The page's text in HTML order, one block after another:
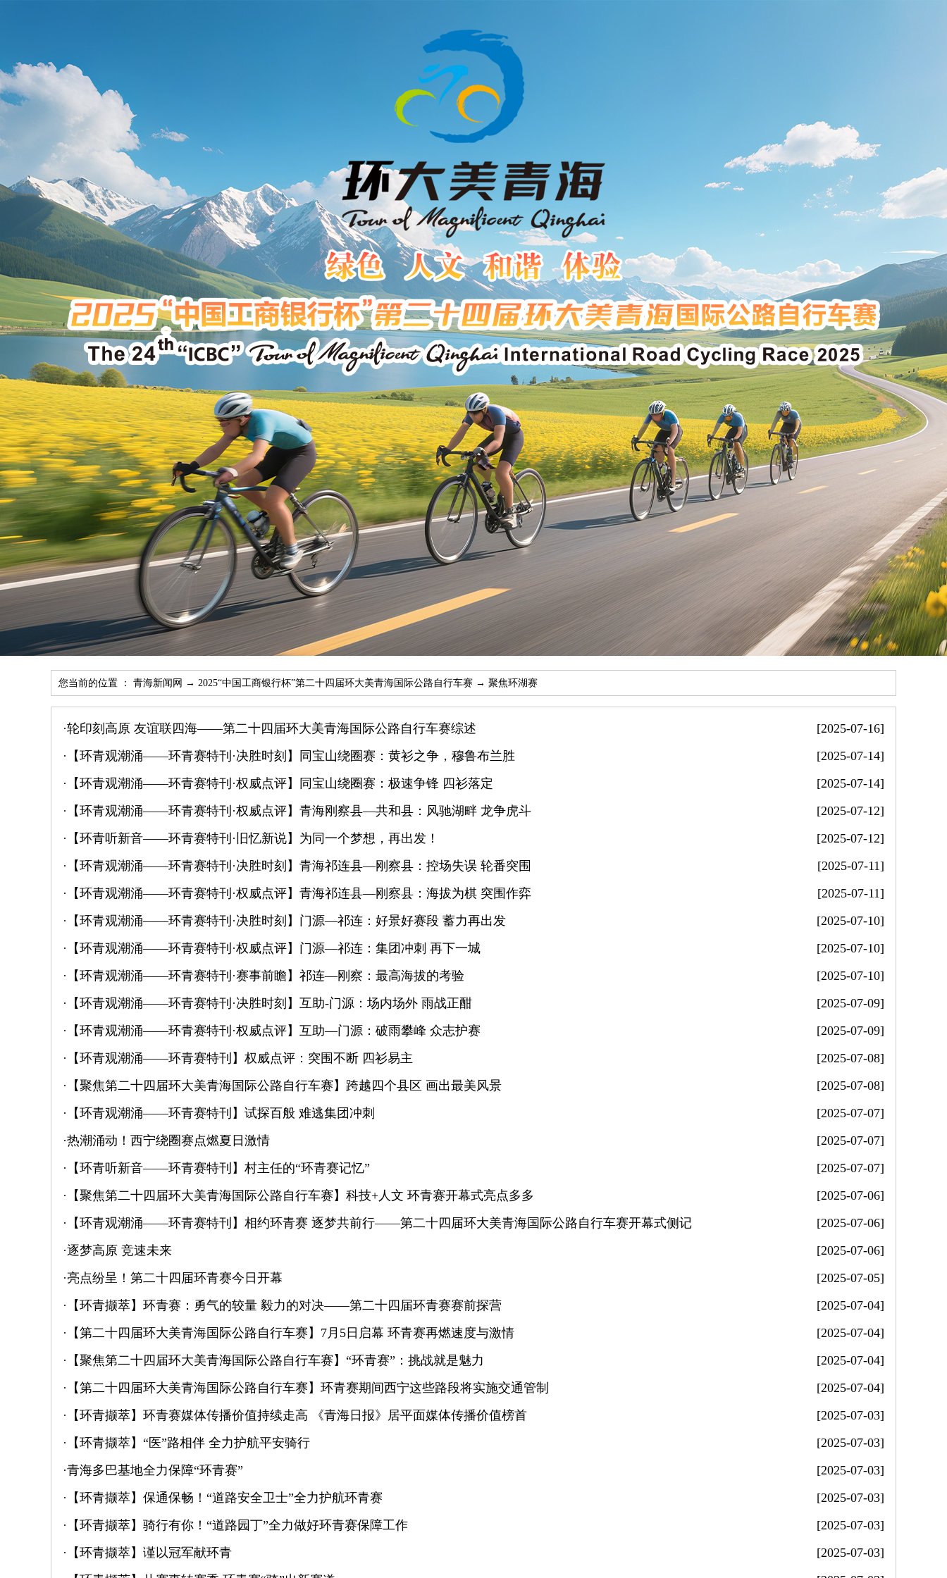
您当前的位置 ： 青海新闻网 → 2025“中国工商银行杯”第二十四届环大美青海国际公路自行车赛 → 聚焦环湖赛
·轮印刻高原 友谊联四海——第二十四届环大美青海国际公路自行车赛综述
[2025-07-16]
· 【环青观潮涌——环青赛特刊·决胜时刻】同宝山绕圈赛：黄衫之争，穆鲁布兰胜
[2025-07-14]
· 【环青观潮涌——环青赛特刊·权威点评】同宝山绕圈赛：极速争锋 四衫落定
[2025-07-14]
· 【环青观潮涌——环青赛特刊·权威点评】青海刚察县—共和县：风驰湖畔 龙争虎斗
[2025-07-12]
· 【环青听新音——环青赛特刊·旧忆新说】为同一个梦想，再出发！
[2025-07-12]
· 【环青观潮涌——环青赛特刊·决胜时刻】青海祁连县—刚察县：控场失误 轮番突围
[2025-07-11]
· 【环青观潮涌——环青赛特刊·权威点评】青海祁连县—刚察县：海拔为棋 突围作弈
[2025-07-11]
· 【环青观潮涌——环青赛特刊·决胜时刻】门源—祁连：好景好赛段 蓄力再出发
[2025-07-10]
· 【环青观潮涌——环青赛特刊·权威点评】门源—祁连：集团冲刺 再下一城
[2025-07-10]
· 【环青观潮涌——环青赛特刊·赛事前瞻】祁连—刚察：最高海拔的考验
[2025-07-10]
· 【环青观潮涌——环青赛特刊·决胜时刻】互助-门源：场内场外 雨战正酣
[2025-07-09]
· 【环青观潮涌——环青赛特刊·权威点评】互助—门源：破雨攀峰 众志护赛
[2025-07-09]
· 【环青观潮涌——环青赛特刊】权威点评：突围不断 四衫易主
[2025-07-08]
· 【聚焦第二十四届环大美青海国际公路自行车赛】跨越四个县区 画出最美风景
[2025-07-08]
· 【环青观潮涌——环青赛特刊】试探百般 难逃集团冲刺
[2025-07-07]
·热潮涌动！西宁绕圈赛点燃夏日激情
[2025-07-07]
· 【环青听新音——环青赛特刊】村主任的“环青赛记忆”
[2025-07-07]
· 【聚焦第二十四届环大美青海国际公路自行车赛】科技+人文 环青赛开幕式亮点多多
[2025-07-06]
· 【环青观潮涌——环青赛特刊】相约环青赛 逐梦共前行——第二十四届环大美青海国际公路自行车赛开幕式侧记
[2025-07-06]
·逐梦高原 竞速未来
[2025-07-06]
·亮点纷呈！第二十四届环青赛今日开幕
[2025-07-05]
· 【环青撷萃】环青赛：勇气的较量 毅力的对决——第二十四届环青赛赛前探营
[2025-07-04]
· 【第二十四届环大美青海国际公路自行车赛】7月5日启幕 环青赛再燃速度与激情
[2025-07-04]
· 【聚焦第二十四届环大美青海国际公路自行车赛】“环青赛”：挑战就是魅力
[2025-07-04]
· 【第二十四届环大美青海国际公路自行车赛】环青赛期间西宁这些路段将实施交通管制
[2025-07-04]
· 【环青撷萃】环青赛媒体传播价值持续走高 《青海日报》居平面媒体传播价值榜首
[2025-07-03]
· 【环青撷萃】“医”路相伴 全力护航平安骑行
[2025-07-03]
·青海多巴基地全力保障“环青赛”
[2025-07-03]
· 【环青撷萃】保通保畅！“道路安全卫士”全力护航环青赛
[2025-07-03]
· 【环青撷萃】骑行有你！“道路园丁”全力做好环青赛保障工作
[2025-07-03]
· 【环青撷萃】谨以冠军献环青
[2025-07-03]